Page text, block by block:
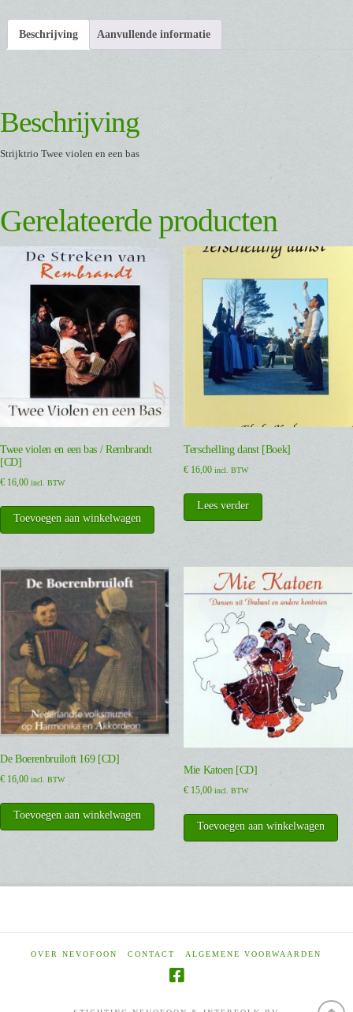
aantal
Beschrijving Aanvullende informatie
Beschrijving
Strijktrio Twee violen en een bas
Gerelateerde producten
Twee violen en een bas / Rembrandt
[CD]
€ 16,00 incl. BTW
Toevoegen aan winkelwagen
Terschelling danst [Boek]
€16,00 incl. BTW
Lees verder
De Boerenbruiloft 169 [CD]
€ 16,00 incl. BTW
Toevoegen aan winkelwagen
Mie Katoen [CD]
€15,00 incl. BTW
Toevoegen aan winkelwagen
OVER NEVOFOON CONTACT ALGEMENE VOORWAARDEN